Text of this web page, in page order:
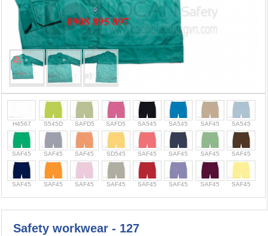
H4567 S545D SAFD5 SAFD5 SA545 SA545 SAF45 SA545
SAF45 SAF45 SAF45 SD545 SAF45 SAF45 SAF45 SAF45
SAF45 SAF45 SAF45 SAF45 SAF45 SAF45 SAF45 SAF45
Safety workwear - 127
Cọc giao thông, rào chắn công trình
Bình chữa cháy, cứu hỏa
Chính sách bảo mật thông tin